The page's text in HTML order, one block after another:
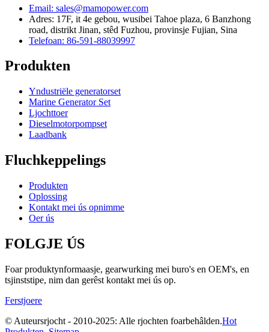
Email: sales@mamopower.com
Adres: 17F, it 4e gebou, wusibei Tahoe plaza, 6 Banzhong
road, distrikt Jinan, stêd Fuzhou, provinsje Fujian, Sina
Telefoan: 86-591-88039997
Produkten
Yndustriële generatorset
Marine Generator Set
Ljochttoer
Dieselmotorpompset
Laadbank
Fluchkeppelings
Produkten
Oplossing
Kontakt mei ús opnimme
Oer ús
FOLGJE ÚS
Foar produktynformaasje, gearwurking mei buro's en OEM's, en
tsjinststipe, nim dan gerêst kontakt mei ús op.
Ferstjoere
© Auteursrjocht - 2010-2025: Alle rjochten foarbehâlden.Hot